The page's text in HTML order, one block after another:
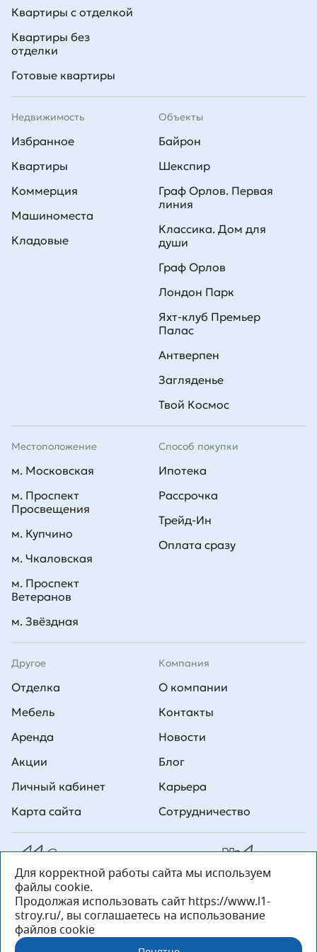
• ценящим свое время и удобную транспортную развязку;
• тем, кто стремится жить в спокойном зеленом районе недалеко
предложениях, свяжитесь с менеджерами отдела продаж по тел.
Квартиры с отделкой
Квартиры без
отделки
Готовые квартиры
Недвижимость
Избранное
Квартиры
Коммерция
Машиноместа
Кладовые
Способ покупки
Ипотека
Рассрочка
Трейд-Ин
Оплата сразу
Объекты
Байрон
Шекспир
Граф Орлов. Первая
линия
Классика. Дом для
души
Граф Орлов
Лондон Парк
Яхт-клуб Премьер
Палас
Антверпен
Загляденье
Твой Космос
Другое
Отделка
Мебель
Аренда
Акции
Личный кабинет
Карта сайта
Компания
О компании
Контакты
Новости
Блог
Карьера
Сотрудничество
Местоположение
м. Московская
м. Проспект
Просвещения
м. Купчино
м. Чкаловская
м. Проспект
Ветеранов
м. Звёздная
Все права на публикуемые на сайте материалы принадлежат
ООО Л1 Строительная комания №1. Любая информация,
представленная на данном сайте, носит исключительно
информационный характер и ни при каких условиях не является
публичной офертой, определяемой положениями статьи 437 ГК РФ.
«ООО «Л1 Строительная Компания №1» 196233, Санкт-Петербург, ул.
Орджоникидзе, д. 52, литер А, пом. 92-Н, офис 4 ИНН 7810269443,
Для корректной работы сайта мы используем
файлы cookie.
Продолжая использовать сайт https://www.l1-
stroy.ru/, вы соглашаетесь на использование
файлов cookie